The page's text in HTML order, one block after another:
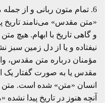
6. تمام متون ربانی و از
«متن مقدس» می‌نامند تاریخ
و گاهی تاریخ با ابهام. هیچ
نیفتاده و یا از دل زمین
مؤمنان درباره متن مقدس،
مقدس یا به صورت گفتار یک
انسان «متن» شده است. متن
آنچه هنوز در تاریخ پیدا